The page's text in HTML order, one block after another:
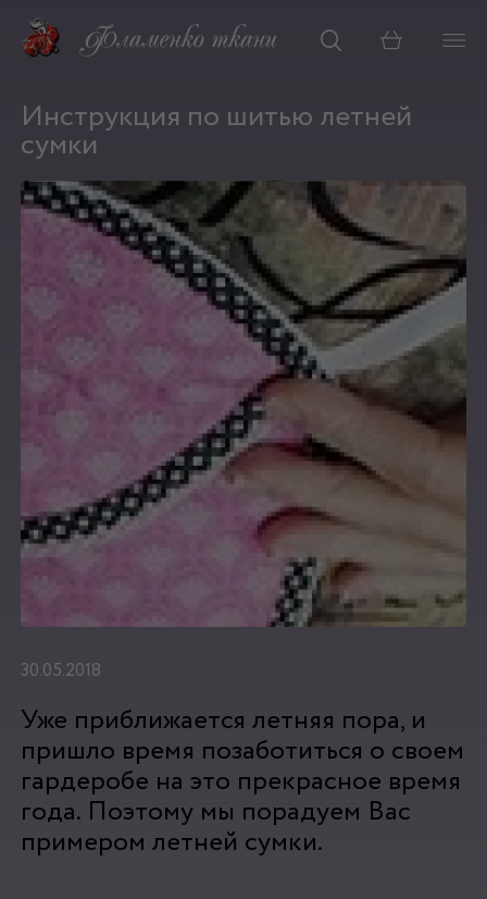
Корзина
Инструкция по шитью летней
сумки
30.05.2018
Уже приближается летняя пора, и
пришло время позаботиться о своем
гардеробе на это прекрасное время
года. Поэтому мы порадуем Вас
примером летней сумки.